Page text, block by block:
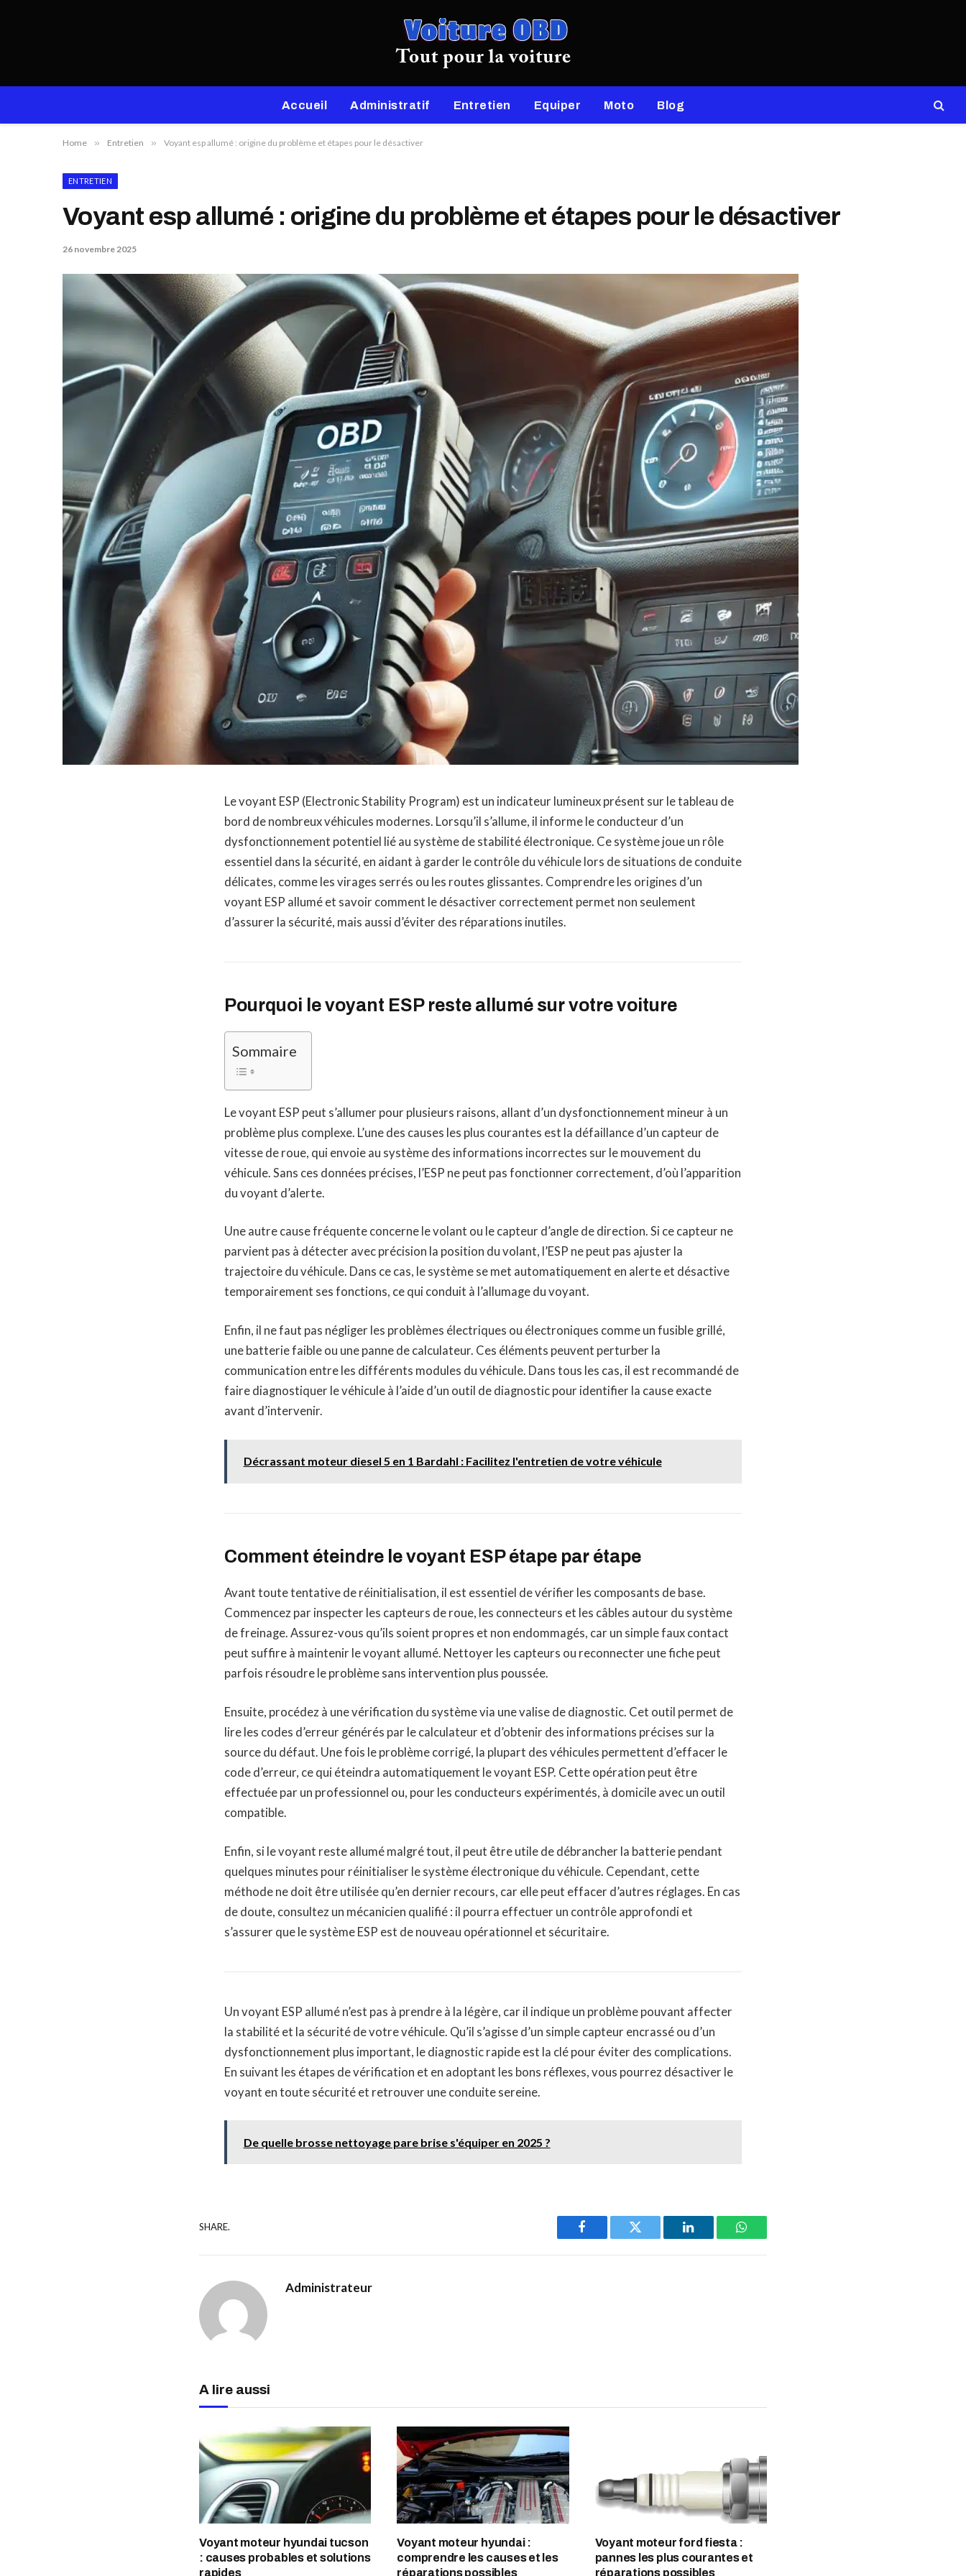
Accueil Administratif Entretien Equiper Moto Blog
Home » Entretien » Voyant esp allumé : origine du problème et étapes pour le désactiver
ENTRETIEN
Voyant esp allumé : origine du problème et étapes pour le désactiver
26 novembre 2025
Le voyant ESP (Electronic Stability Program) est un indicateur lumineux présent sur le tableau de
bord de nombreux véhicules modernes. Lorsqu’il s’allume, il informe le conducteur d’un
dysfonctionnement potentiel lié au système de stabilité électronique. Ce système joue un rôle
essentiel dans la sécurité, en aidant à garder le contrôle du véhicule lors de situations de conduite
délicates, comme les virages serrés ou les routes glissantes. Comprendre les origines d’un
voyant ESP allumé et savoir comment le désactiver correctement permet non seulement
d’assurer la sécurité, mais aussi d’éviter des réparations inutiles.
Pourquoi le voyant ESP reste allumé sur votre voiture
Sommaire
Le voyant ESP peut s’allumer pour plusieurs raisons, allant d’un dysfonctionnement mineur à un
problème plus complexe. L’une des causes les plus courantes est la défaillance d’un capteur de
vitesse de roue, qui envoie au système des informations incorrectes sur le mouvement du
véhicule. Sans ces données précises, l’ESP ne peut pas fonctionner correctement, d’où l’apparition
du voyant d’alerte.
Une autre cause fréquente concerne le volant ou le capteur d’angle de direction. Si ce capteur ne
parvient pas à détecter avec précision la position du volant, l’ESP ne peut pas ajuster la
trajectoire du véhicule. Dans ce cas, le système se met automatiquement en alerte et désactive
temporairement ses fonctions, ce qui conduit à l’allumage du voyant.
Enfin, il ne faut pas négliger les problèmes électriques ou électroniques comme un fusible grillé,
une batterie faible ou une panne de calculateur. Ces éléments peuvent perturber la
communication entre les différents modules du véhicule. Dans tous les cas, il est recommandé de
faire diagnostiquer le véhicule à l’aide d’un outil de diagnostic pour identifier la cause exacte
avant d’intervenir.
Décrassant moteur diesel 5 en 1 Bardahl : Facilitez l'entretien de votre véhicule
Comment éteindre le voyant ESP étape par étape
Avant toute tentative de réinitialisation, il est essentiel de vérifier les composants de base.
Commencez par inspecter les capteurs de roue, les connecteurs et les câbles autour du système
de freinage. Assurez-vous qu’ils soient propres et non endommagés, car un simple faux contact
peut suffire à maintenir le voyant allumé. Nettoyer les capteurs ou reconnecter une fiche peut
parfois résoudre le problème sans intervention plus poussée.
Ensuite, procédez à une vérification du système via une valise de diagnostic. Cet outil permet de
lire les codes d’erreur générés par le calculateur et d’obtenir des informations précises sur la
source du défaut. Une fois le problème corrigé, la plupart des véhicules permettent d’effacer le
code d’erreur, ce qui éteindra automatiquement le voyant ESP. Cette opération peut être
effectuée par un professionnel ou, pour les conducteurs expérimentés, à domicile avec un outil
compatible.
Enfin, si le voyant reste allumé malgré tout, il peut être utile de débrancher la batterie pendant
quelques minutes pour réinitialiser le système électronique du véhicule. Cependant, cette
méthode ne doit être utilisée qu’en dernier recours, car elle peut effacer d’autres réglages. En cas
de doute, consultez un mécanicien qualifié : il pourra effectuer un contrôle approfondi et
s’assurer que le système ESP est de nouveau opérationnel et sécuritaire.
Un voyant ESP allumé n’est pas à prendre à la légère, car il indique un problème pouvant affecter
la stabilité et la sécurité de votre véhicule. Qu’il s’agisse d’un simple capteur encrassé ou d’un
dysfonctionnement plus important, le diagnostic rapide est la clé pour éviter des complications.
En suivant les étapes de vérification et en adoptant les bons réflexes, vous pourrez désactiver le
voyant en toute sécurité et retrouver une conduite sereine.
De quelle brosse nettoyage pare brise s'équiper en 2025 ?
SHARE.
Facebook Twitter LinkedIn WhatsApp
Administrateur
A lire aussi
Voyant moteur hyundai tucson
: causes probables et solutions
rapides
Voyant moteur hyundai :
comprendre les causes et les
réparations possibles
Voyant moteur ford fiesta :
pannes les plus courantes et
réparations possibles